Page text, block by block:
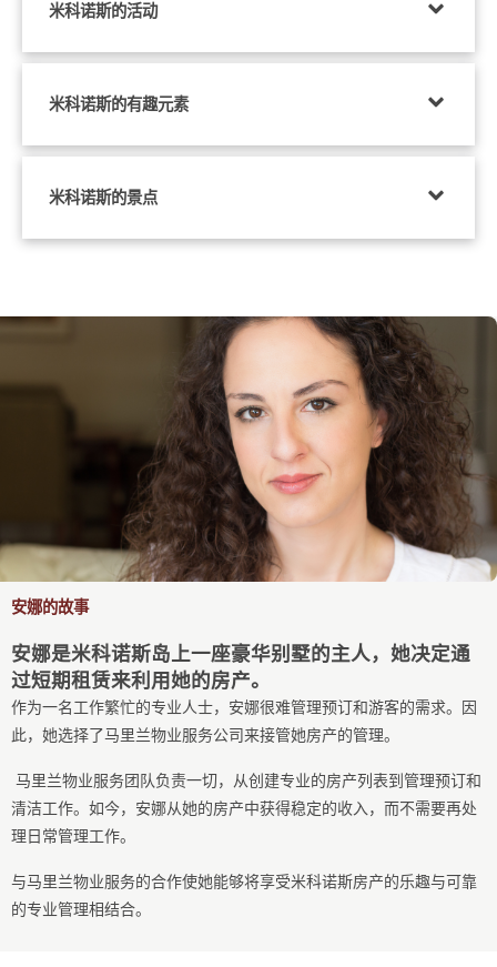
米科诺斯的活动
米科诺斯的有趣元素
米科诺斯的景点
安娜的故事
安娜是米科诺斯岛上一座豪华别墅的主人，她决定通
过短期租赁来利用她的房产。
作为一名工作繁忙的专业人士，安娜很难管理预订和游客的需求。因
此，她选择了马里兰物业服务公司来接管她房产的管理。
马里兰物业服务团队负责一切，从创建专业的房产列表到管理预订和
清洁工作。如今，安娜从她的房产中获得稳定的收入，而不需要再处
理日常管理工作。
与马里兰物业服务的合作使她能够将享受米科诺斯房产的乐趣与可靠
的专业管理相结合。